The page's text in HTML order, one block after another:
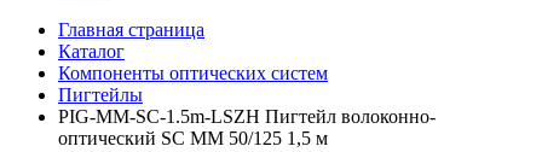
Главная страница
Каталог
Компоненты оптических систем
Пигтейлы
PIG-MM-SC-1.5m-LSZH Пигтейл волоконно-
оптический SC MM 50/125 1,5 м